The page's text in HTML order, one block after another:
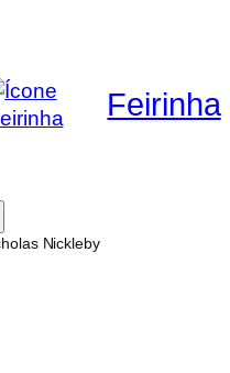
Feirinha
Nickleby